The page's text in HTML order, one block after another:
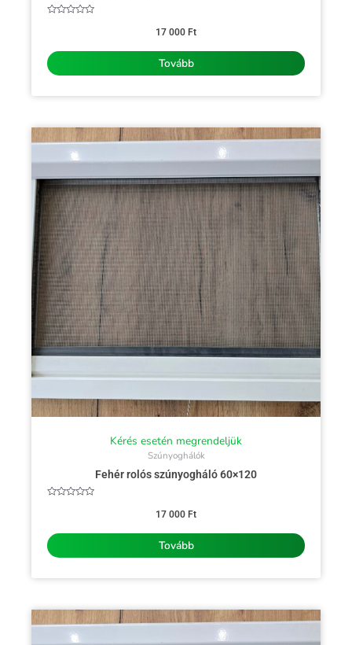
17 000 Ft
Tovább
Kérés esetén megrendeljük
Szúnyoghálók
Fehér rolós szúnyogháló 60×120
17 000 Ft
Tovább